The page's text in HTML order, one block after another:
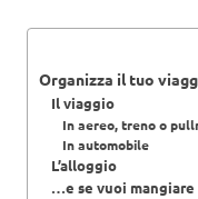
Organizza il tuo
Il viaggio
In aereo, treno o
In automobile
L’alloggio
…e se vuoi mangiare